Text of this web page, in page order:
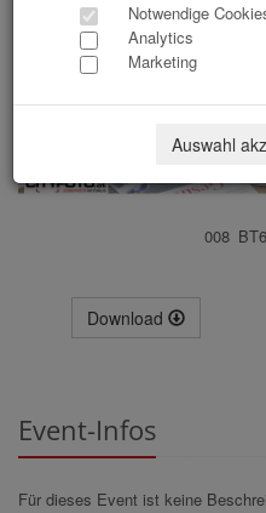
Download
Event-Infos
Für dieses Event ist keine
Notwendige
Analytics
Marketing
Auswahl